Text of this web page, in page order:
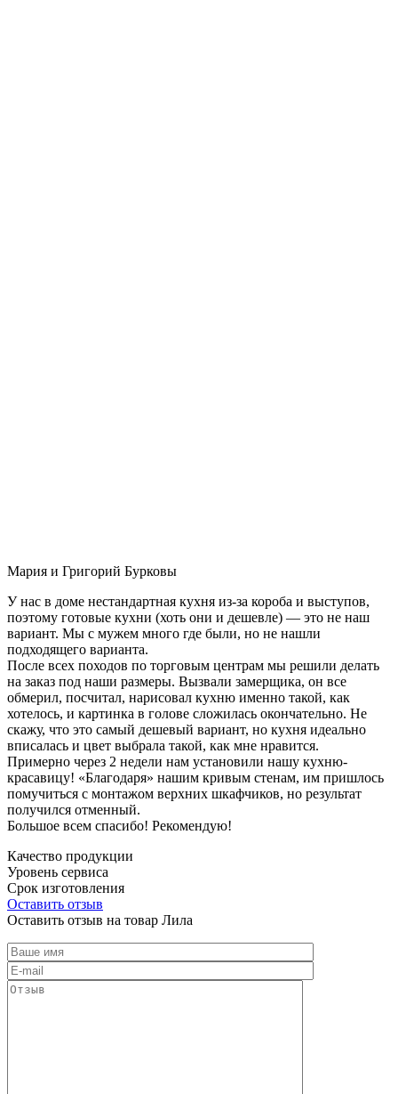
Мария и Григорий Бурковы
У нас в доме нестандартная кухня из-за короба и выступов,
поэтому готовые кухни (хоть они и дешевле) — это не наш
вариант. Мы с мужем много где были, но не нашли
подходящего варианта.
После всех походов по торговым центрам мы решили делать
на заказ под наши размеры. Вызвали замерщика, он все
обмерил, посчитал, нарисовал кухню именно такой, как
хотелось, и картинка в голове сложилась окончательно. Не
скажу, что это самый дешевый вариант, но кухня идеально
вписалась и цвет выбрала такой, как мне нравится.
Примерно через 2 недели нам установили нашу кухню-
красавицу! «Благодаря» нашим кривым стенам, им пришлось
помучиться с монтажом верхних шкафчиков, но результат
получился отменный.
Большое всем спасибо! Рекомендую!
Качество продукции
Уровень сервиса
Срок изготовления
Оставить отзыв
Оставить отзыв на товар Лила